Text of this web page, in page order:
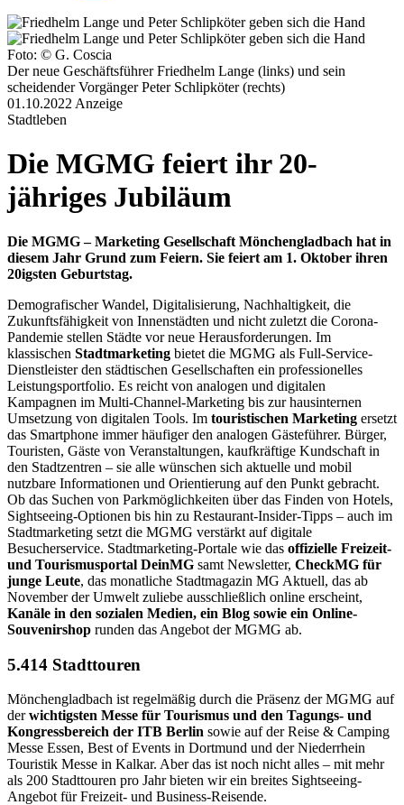
Foto: © G. Coscia
Der neue Geschäftsführer Friedhelm Lange (links) und sein
scheidender Vorgänger Peter Schlipköter (rechts)
01.10.2022 Anzeige
Stadtleben
Die MGMG feiert ihr 20-
jähriges Jubiläum
Die MGMG – Marketing Gesellschaft Mönchengladbach hat in
diesem Jahr Grund zum Feiern. Sie feiert am 1. Oktober ihren
20igsten Geburtstag.
Demografischer Wandel, Digitalisierung, Nachhaltigkeit, die
Zukunftsfähigkeit von Innenstädten und nicht zuletzt die Corona-
Pandemie stellen Städte vor neue Herausforderungen. Im
klassischen Stadtmarketing bietet die MGMG als Full-Service-
Dienstleister den städtischen Gesellschaften ein professionelles
Leistungsportfolio. Es reicht von analogen und digitalen
Kampagnen im Multi-Channel-Marketing bis zur hausinternen
Umsetzung von digitalen Tools. Im touristischen Marketing ersetzt
das Smartphone immer häufiger den analogen Gästeführer. Bürger,
Touristen, Gäste von Veranstaltungen, kaufkräftige Kundschaft in
den Stadtzentren – sie alle wünschen sich aktuelle und mobil
nutzbare Informationen und Orientierung auf den Punkt gebracht.
Ob das Suchen von Parkmöglichkeiten über das Finden von Hotels,
Sightseeing-Optionen bis hin zu Restaurant-Insider-Tipps – auch im
Stadtmarketing setzt die MGMG verstärkt auf digitale
Besucherservice. Stadtmarketing-Portale wie das offizielle Freizeit-
und Tourismusportal DeinMG samt Newsletter, CheckMG für
junge Leute, das monatliche Stadtmagazin MG Aktuell, das ab
November der Umwelt zuliebe ausschließlich online erscheint,
Kanäle in den sozialen Medien, ein Blog sowie ein Online-
Souvenirshop runden das Angebot der MGMG ab.
5.414 Stadttouren
Mönchengladbach ist regelmäßig durch die Präsenz der MGMG auf
derwichtigsten Messe für Tourismus und den Tagungs- und
Kongressbereich der ITB Berlin sowie auf der Reise & Camping
Messe Essen, Best of Events in Dortmund und der Niederrhein
Touristik Messe in Kalkar. Aber das ist noch nicht alles – mit mehr
als 200 Stadttouren pro Jahr bieten wir ein breites Sightseeing-
Angebot für Freizeit- und Business-Reisende.